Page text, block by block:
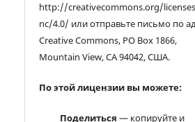
http://creativecommons.org/
nc/4.0/ или отправьте письмо по
Creative Commons, PO Box 1866,
Mountain View, CA 94042, США.
По этой лицензии вы можете:
Поделиться — копируйте и